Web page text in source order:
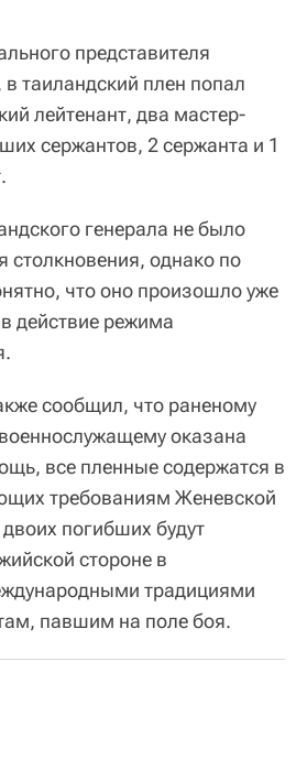
представителя
в таиландский плен попал
лейтенант, два мастер-
сержантов, 2 сержанта и 1
генерала не было
столкновения, однако по
что оно произошло уже
действие режима
сообщил, что раненому
оказана
все пленные содержатся в
требованиям Женевской
погибших будут
стороне в
традициями
павшим на поле боя.